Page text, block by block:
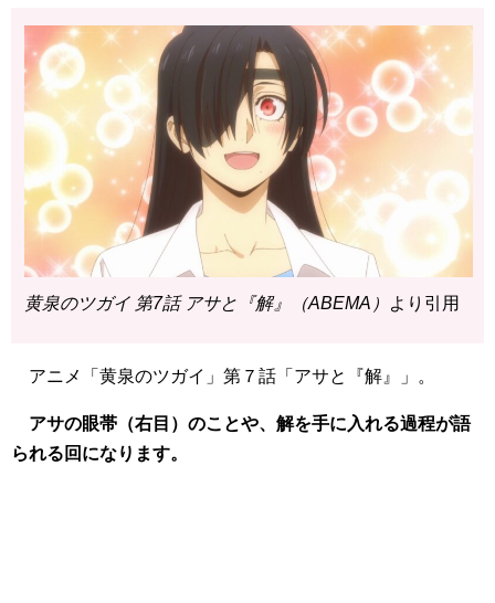
黄泉のツガイ 第7話 アサと『解』（ABEMA） より引用
アニメ「黄泉のツガイ」第７話「アサと『解』」。
アサの眼帯（右目）のことや、解を手に入れる過程が語
られる回になります。